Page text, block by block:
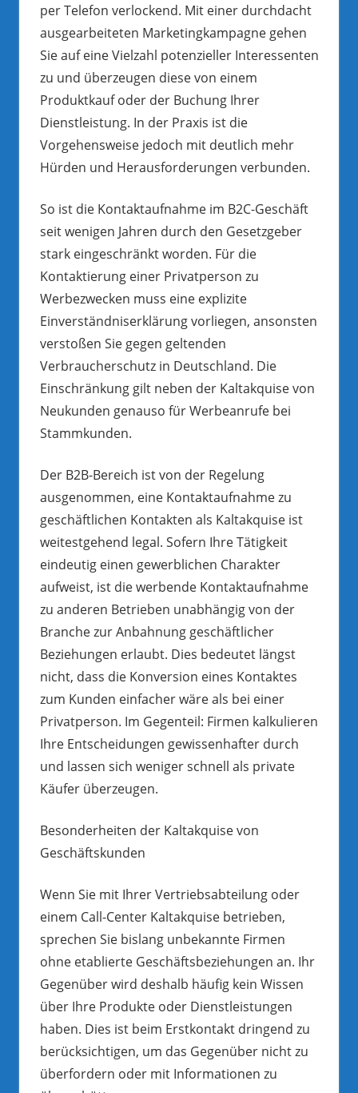
per Telefon verlockend. Mit einer durchdacht
ausgearbeiteten Marketingkampagne gehen
Sie auf eine Vielzahl potenzieller Interessenten
zu und überzeugen diese von einem
Produktkauf oder der Buchung Ihrer
Dienstleistung. In der Praxis ist die
Vorgehensweise jedoch mit deutlich mehr
Hürden und Herausforderungen verbunden.
So ist die Kontaktaufnahme im B2C-Geschäft
seit wenigen Jahren durch den Gesetzgeber
stark eingeschränkt worden. Für die
Kontaktierung einer Privatperson zu
Werbezwecken muss eine explizite
Einverständniserklärung vorliegen, ansonsten
verstoßen Sie gegen geltenden
Verbraucherschutz in Deutschland. Die
Einschränkung gilt neben der Kaltakquise von
Neukunden genauso für Werbeanrufe bei
Stammkunden.
Der B2B-Bereich ist von der Regelung
ausgenommen, eine Kontaktaufnahme zu
geschäftlichen Kontakten als Kaltakquise ist
weitestgehend legal. Sofern Ihre Tätigkeit
eindeutig einen gewerblichen Charakter
aufweist, ist die werbende Kontaktaufnahme
zu anderen Betrieben unabhängig von der
Branche zur Anbahnung geschäftlicher
Beziehungen erlaubt. Dies bedeutet längst
nicht, dass die Konversion eines Kontaktes
zum Kunden einfacher wäre als bei einer
Privatperson. Im Gegenteil: Firmen kalkulieren
Ihre Entscheidungen gewissenhafter durch
und lassen sich weniger schnell als private
Käufer überzeugen.
Besonderheiten der Kaltakquise von
Geschäftskunden
Wenn Sie mit Ihrer Vertriebsabteilung oder
einem Call-Center Kaltakquise betrieben,
sprechen Sie bislang unbekannte Firmen
ohne etablierte Geschäftsbeziehungen an. Ihr
Gegenüber wird deshalb häufig kein Wissen
über Ihre Produkte oder Dienstleistungen
haben. Dies ist beim Erstkontakt dringend zu
berücksichtigen, um das Gegenüber nicht zu
überfordern oder mit Informationen zu